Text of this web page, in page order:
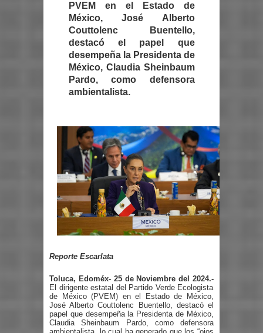
PVEM en el Estado de
México, José Alberto
Couttolenc Buentello,
destacó el papel que
desempeña la Presidenta de
México, Claudia Sheinbaum
Pardo, como defensora
ambientalista.
Reporte Escarlata
Toluca, Edoméx- 25 de Noviembre del 2024.-
El dirigente estatal del Partido Verde Ecologista
de México (PVEM) en el Estado de México,
José Alberto Couttolenc Buentello, destacó el
papel que desempeña la Presidenta de México,
Claudia Sheinbaum Pardo, como defensora